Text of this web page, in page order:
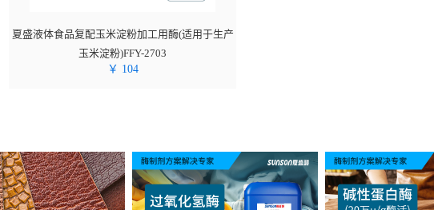
夏盛液体食品复配玉米淀粉加工用酶(适用于生产
玉米淀粉)FFY-2703
￥ 104